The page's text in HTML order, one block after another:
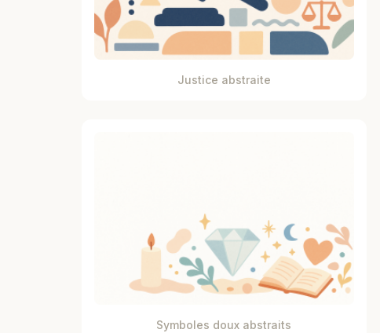
Justice abstraite
Symboles doux abstraits